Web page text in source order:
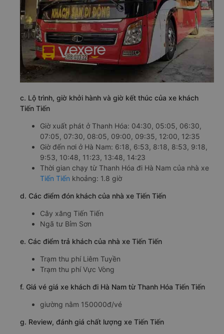
c. Lộ trình, giờ khởi hành và giờ kết thúc của xe khách
Tiến Tiến
Giờ xuất phát ở Thanh Hóa: 04:30, 05:05, 06:30,
07:05, 07:30, 08:05, 09:00, 09:35, 12:00, 12:35
Giờ đến nơi ở Hà Nam: 6:18, 6:53, 8:18, 8:53, 9:18,
9:53, 10:48, 11:23, 13:48, 14:23
Thời gian chạy từ Thanh Hóa đi Hà Nam của nhà xe
Tiến Tiến khoảng: 1.8 giờ
d. Các điểm đón khách của nhà xe Tiến Tiến
Cây xăng Tiến Tiến
Ngã tư Bỉm Sơn
e. Các điểm trả khách của nhà xe Tiến Tiến
Trạm thu phí Liêm Tuyền
Trạm thu phí Vực Vòng
f. Giá vé giá xe khách đi Hà Nam từ Thanh Hóa Tiến Tiến
giường nằm 150000đ/vé
g. Review, đánh giá chất lượng xe Tiến Tiến